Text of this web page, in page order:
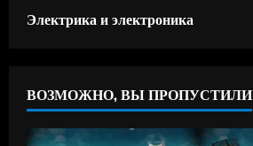
Электрика и электроника
ВОЗМОЖНО, ВЫ ПРОПУСТИЛИ